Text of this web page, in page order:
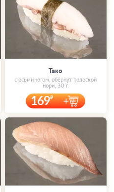
Тако
с осьминогом, обёрнут полоской
нори, 30 г.
169